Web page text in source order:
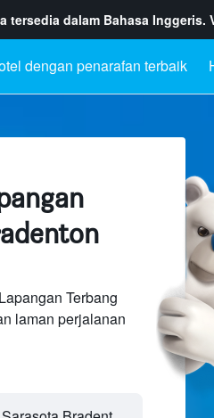
tersedia dalam Bahasa Inggeris.
dengan penarafan terbaik
Terbang
laman perjalanan